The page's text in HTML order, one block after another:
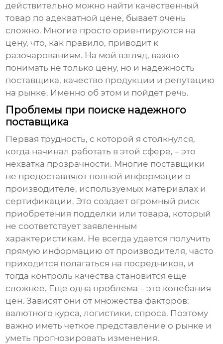
действительно можно найти качественный
товар по адекватной цене, бывает очень
сложно. Многие просто ориентируются на
цену, что, как правило, приводит к
разочарованиям. На мой взгляд, важно
понимать не только цену, но и надежность
поставщика, качество продукции и репутацию
на рынке. Именно об этом и пойдет речь.
Проблемы при поиске надежного
поставщика
Первая трудность, с которой я столкнулся,
когда начинал работать в этой сфере, – это
нехватка прозрачности. Многие поставщики
не предоставляют полной информации о
производителе, используемых материалах и
сертификации. Это создает огромный риск
приобретения подделки или товара, который
не соответствует заявленным
характеристикам. Не всегда удается получить
прямую информацию от производителя, часто
приходится полагаться на посредников, и
тогда контроль качества становится еще
сложнее. Еще одна проблема – это колебания
цен. Зависят они от множества факторов:
валютного курса, логистики, спроса. Поэтому
важно иметь четкое представление о рынке и
уметь прогнозировать изменения.